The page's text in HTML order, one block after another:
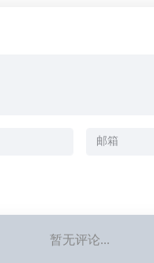
暂无评论...